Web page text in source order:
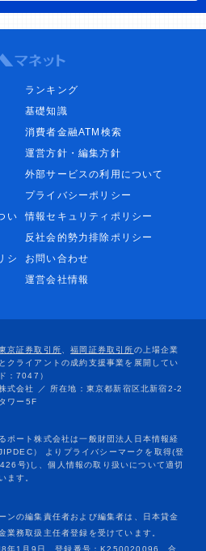
ランキング
基礎知識
消費者金融ATM検索
運営方針・編集方針
外部サービスの利用について
プライバシーポリシー
い
情報セキュリティポリシー
反社会的勢力排除ポリシー
シ
お問い合わせ
運営会社情報
ンの編集責任者および編集者は、日本貸金
業務取扱主任者登録を受けています。
8年1月9日、登録番号：K250020096、合